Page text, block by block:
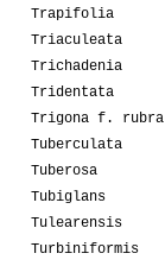
Trapifolia
Triaculeata
Trichadenia
Tridentata
Trigona f. rubra
Tuberculata
Tuberosa
Tubiglans
Tulearensis
Turbiniformis